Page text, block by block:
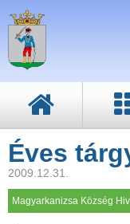
Éves
2009.12.31.
Magyarkanizsa Község